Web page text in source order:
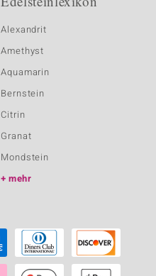
Alexandrit
Amethyst
Aquamarin
Bernstein
Citrin
Granat
Mondstein
mehr